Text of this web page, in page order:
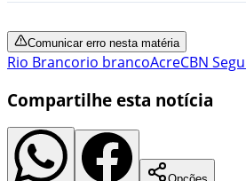
Comunicar erro nesta matéria
Rio Brancorio brancoAcreCBN
Compartilhe esta notícia